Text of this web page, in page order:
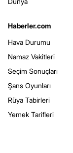
Haberler.com
Hava Durumu
Namaz Vakitleri
Seçim Sonuçları
Şans Oyunları
Rüya Tabirleri
Yemek Tarifleri